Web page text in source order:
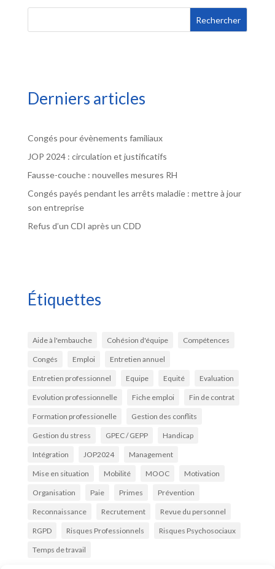
Rechercher
Derniers articles
Congés pour évènements familiaux
JOP 2024 : circulation et justificatifs
Fausse-couche : nouvelles mesures RH
Congés payés pendant les arrêts maladie : mettre à jour
son entreprise
Refus d’un CDI après un CDD
Étiquettes
Aide à l'embauche Cohésion d'équipe Compétences
Congés Emploi Entretien annuel
Entretien professionnel Equipe Equité Evaluation
Evolution professionnelle Fiche emploi Fin de contrat
Formation professionelle Gestion des conflits
Gestion du stress GPEC / GEPP Handicap
Intégration JOP2024 Management
Mise en situation Mobilité MOOC Motivation
Organisation Paie Primes Prévention
Reconnaissance Recrutement Revue du personnel
RGPD Risques Professionnels Risques Psychosociaux
Temps de travail